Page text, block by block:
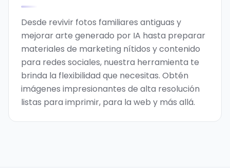
Desde revivir fotos familiares antiguas y
mejorar arte generado por IA hasta preparar
materiales de marketing nítidos y contenido
para redes sociales, nuestra herramienta te
brinda la flexibilidad que necesitas. Obtén
imágenes impresionantes de alta resolución
listas para imprimir, para la web y más allá.